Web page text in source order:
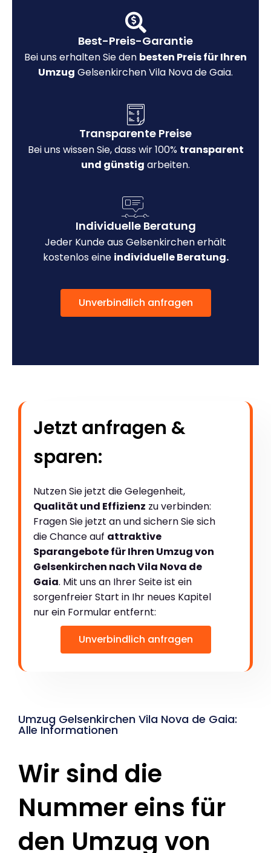
Best-Preis-Garantie
Bei uns erhalten Sie den besten Preis für Ihren
Umzug Gelsenkirchen Vila Nova de Gaia.
Transparente Preise
Bei uns wissen Sie, dass wir 100% transparent
und günstig arbeiten.
Individuelle Beratung
Jeder Kunde aus Gelsenkirchen erhält
kostenlos eine individuelle Beratung.
Unverbindlich anfragen
Jetzt anfragen &
sparen:
Nutzen Sie jetzt die Gelegenheit,
Qualität und Effizienz zu verbinden:
Fragen Sie jetzt an und sichern Sie sich
die Chance auf attraktive
Sparangebote für Ihren Umzug von
Gelsenkirchen nach Vila Nova de
Gaia. Mit uns an Ihrer Seite ist ein
sorgenfreier Start in Ihr neues Kapitel
nur ein Formular entfernt:
Unverbindlich anfragen
Umzug Gelsenkirchen Vila Nova de Gaia:
Alle Informationen
Wir sind die
Nummer eins für
den Umzug von